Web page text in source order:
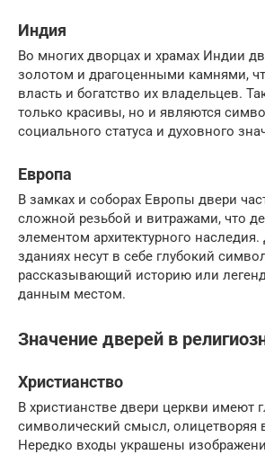
Индия
Во многих дворцах и храмах Индии
золотом и драгоценными камнями,
власть и богатство их владельцев.
только красивы, но и являются
социального статуса и духовного
Европа
В замках и соборах Европы двери
сложной резьбой и витражами, что
элементом архитектурного наследия.
зданиях несут в себе глубокий
рассказывающий историю или
данным местом.
Значение дверей в
Христианство
В христианстве двери церкви имеют
символический смысл, олицетворяя
Нередко входы украшены